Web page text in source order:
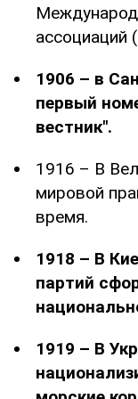
1906 – в
первый
вестник".
1916 – В
мировой
время.
1918 – В
партий
1919 – В